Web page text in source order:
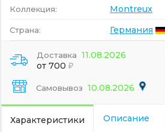
Коллекция: Montreux
Страна: Германия
Доставка 11.08.2026
от 700
Самовывоз 10.08.2026
Характеристики Описание